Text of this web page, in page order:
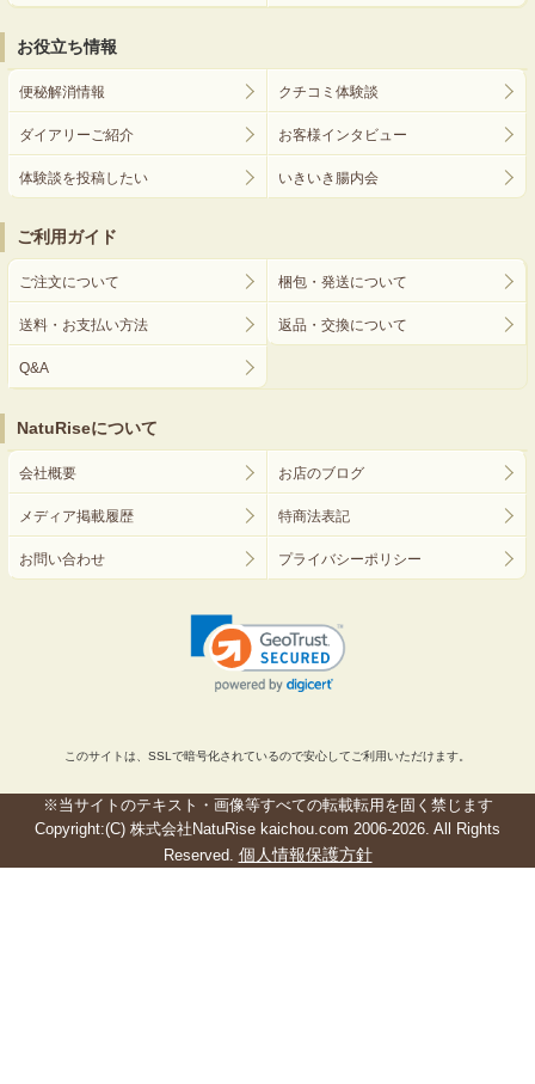
お役立ち情報
便秘解消情報 クチコミ体験談
ダイアリーご紹介 お客様インタビュー
体験談を投稿したい いきいき腸内会
ご利用ガイド
ご注文について 梱包・発送について
送料・お支払い方法 返品・交換について
Q&A
NatuRiseについて
会社概要 お店のブログ
メディア掲載履歴 特商法表記
お問い合わせ プライバシーポリシー
このサイトは、SSLで暗号化されているので安心してご利用いただけます。
※当サイトのテキスト・画像等すべての転載転用を固く禁じます
Copyright:(C) 株式会社NatuRise kaichou.com 2006-2026. All Rights
Reserved. 個人情報保護方針